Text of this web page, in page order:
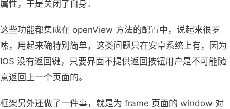
属性，于是关闭了自身。
这些功能都集成在 openView 方法的配置中，说起来很罗
嗦，用起来确特别简单，这类问题只在安卓系统上有，因为
IOS 没有返回键，只要界面不提供返回按钮用户是不可能随
意返回上一个页面的。
框架另外还做了一件事，就是为 frame 页面的 window 对